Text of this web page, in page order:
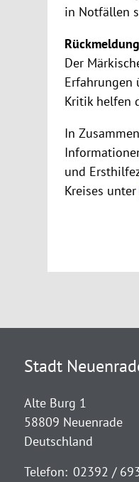
in Notfällen
Der
Erfahrungen
Kritik helfen
In
und
Kreises unter
Stadt
Alte Burg 1
58809 Neuenrade
Deutschland
Telefon: 02392 /